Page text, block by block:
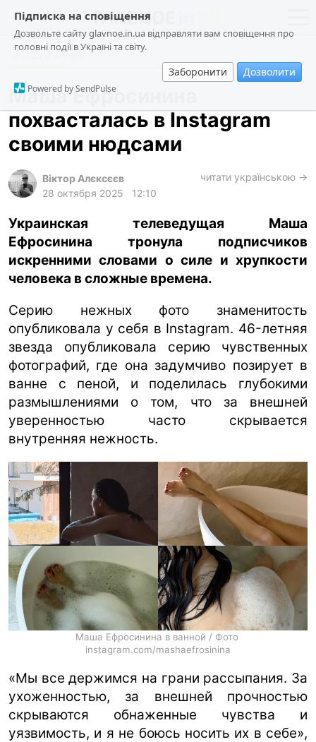
Підписка на сповіщення
Дозвольте сайту glavnoe.in.ua відправляти вам сповіщення про
головні події в Україні та світу.
Заборонити Дозволити
Powered by SendPulse
новости
о проекте
общество
происшествия
криминал
лонгриды
архив
ua ru en
Общество
Маша Ефросинина
похвасталась в Instagram
своими нюдсами
Віктор Алєксєєв
28 октября 2025
12:10
читати українською →
Украинская телеведущая Маша
Ефросинина тронула подписчиков
искренними словами о силе и хрупкости
человека в сложные времена.
Серию нежных фото знаменитость
опубликовала у себя в Instagram. 46-летняя
звезда опубликовала серию чувственных
фотографий, где она задумчиво позирует в
ванне с пеной, и поделилась глубокими
размышлениями о том, что за внешней
уверенностью часто скрывается
внутренняя нежность.
Маша Ефросинина в ванной / Фото
instagram.com/mashaefrosinina
«Мы все держимся на грани рассыпания. За
ухоженностью, за внешней прочностью
скрываются обнаженные чувства и
уязвимость, и я не боюсь носить их в себе»,